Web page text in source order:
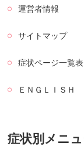
運営者情報
サイトマップ
症状ページ一覧表
ＥＮＧＬＩＳＨ
症状別メニ